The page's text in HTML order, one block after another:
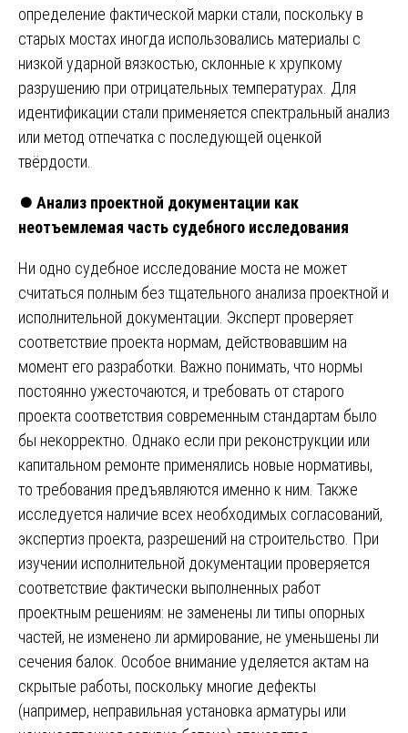
определение фактической марки стали, поскольку в
старых мостах иногда использовались материалы с
низкой ударной вязкостью, склонные к хрупкому
разрушению при отрицательных температурах. Для
идентификации стали применяется спектральный анализ
или метод отпечатка с последующей оценкой
твёрдости.
⏺️ Анализ проектной документации как
неотъемлемая часть судебного исследования
Ни одно судебное исследование моста не может
считаться полным без тщательного анализа проектной и
исполнительной документации. Эксперт проверяет
соответствие проекта нормам, действовавшим на
момент его разработки. Важно понимать, что нормы
постоянно ужесточаются, и требовать от старого
проекта соответствия современным стандартам было
бы некорректно. Однако если при реконструкции или
капитальном ремонте применялись новые нормативы,
то требования предъявляются именно к ним. Также
исследуется наличие всех необходимых согласований,
экспертиз проекта, разрешений на строительство. При
изучении исполнительной документации проверяется
соответствие фактически выполненных работ
проектным решениям: не заменены ли типы опорных
частей, не изменено ли армирование, не уменьшены ли
сечения балок. Особое внимание уделяется актам на
скрытые работы, поскольку многие дефекты
(например, неправильная установка арматуры или